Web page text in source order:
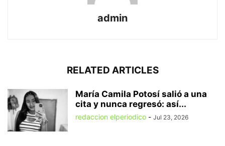
admin
RELATED ARTICLES
María Camila Potosí salió a una
cita y nunca regresó: así...
redaccion elperiodico - Jul 23, 2026